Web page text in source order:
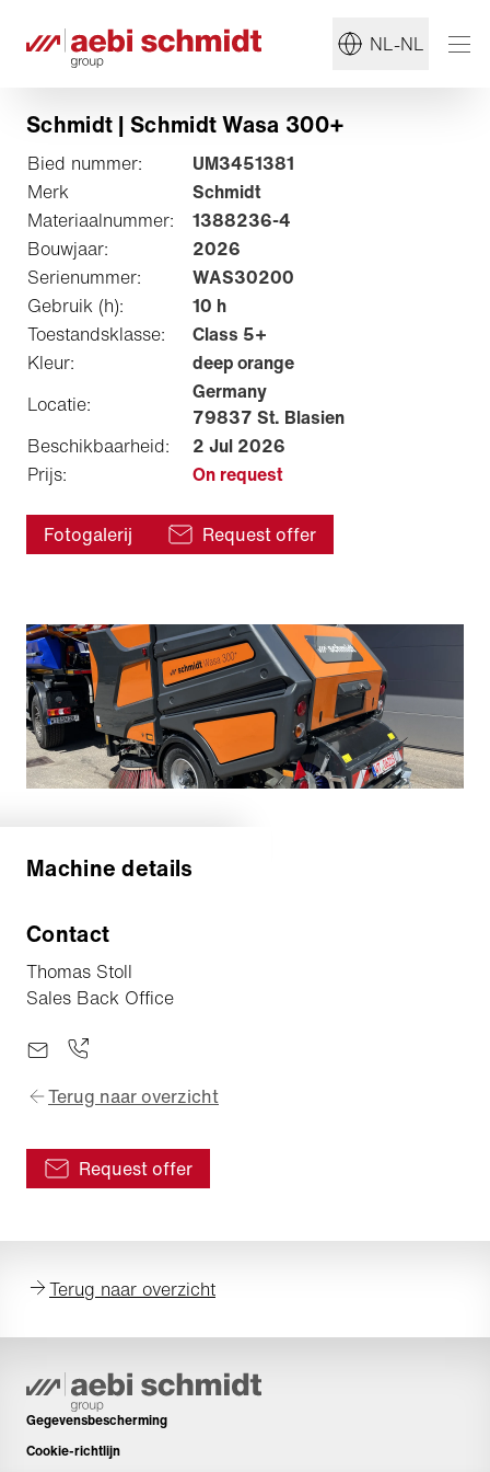
NL-NL
Schmidt | Schmidt Wasa 300+
Bied nummer:
UM3451381
Merk
Schmidt
Materiaalnummer:
1388236-4
Bouwjaar:
2026
Serienummer:
WAS30200
Gebruik (h):
10 h
Toestandsklasse:
Class 5+
Kleur:
deep orange
Locatie:
Germany
79837 St. Blasien
Beschikbaarheid:
2 Jul 2026
Prijs:
On request
Fotogalerij Request offer
Machine details
Contact
Thomas Stoll
Sales Back Office
Terug naar overzicht
Request offer
Terug naar overzicht
Gegevensbescherming
Cookie-richtlijn